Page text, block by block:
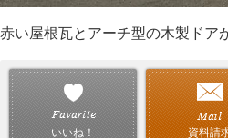
赤い屋根瓦とアーチ型の木製ドア
いいね！ 資料請